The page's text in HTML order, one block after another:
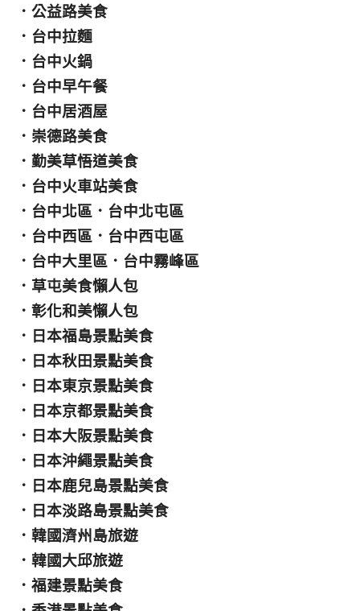
． 公益路美食
． 台中拉麵
． 台中火鍋
． 台中早午餐
． 台中居酒屋
． 崇德路美食
． 勤美草悟道美食
． 台中火車站美食
． 台中北區 ． 台中北屯區
． 台中西區 ． 台中西屯區
． 台中大里區 ． 台中霧峰區
． 草屯美食懶人包
． 彰化和美懶人包
． 日本福島景點美食
． 日本秋田景點美食
． 日本東京景點美食
． 日本京都景點美食
． 日本大阪景點美食
． 日本沖繩景點美食
． 日本鹿兒島景點美食
． 日本淡路島景點美食
． 韓國濟州島旅遊
． 韓國大邱旅遊
． 福建景點美食